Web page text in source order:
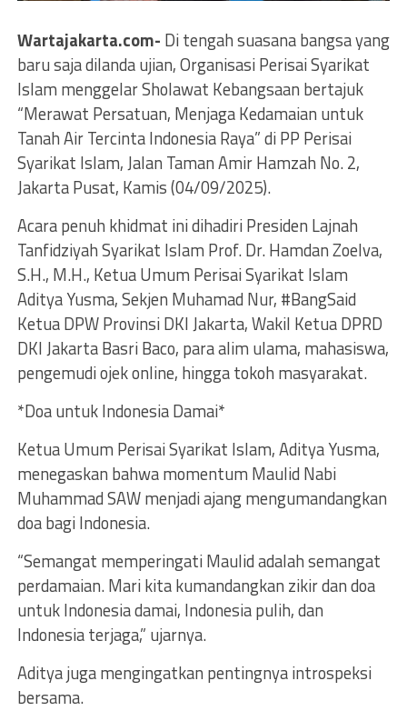
Wartajakarta.com- Di tengah suasana bangsa yang
baru saja dilanda ujian, Organisasi Perisai Syarikat
Islam menggelar Sholawat Kebangsaan bertajuk
“Merawat Persatuan, Menjaga Kedamaian untuk
Tanah Air Tercinta Indonesia Raya” di PP Perisai
Syarikat Islam, Jalan Taman Amir Hamzah No. 2,
Jakarta Pusat, Kamis (04/09/2025).
Acara penuh khidmat ini dihadiri Presiden Lajnah
Tanfidziyah Syarikat Islam Prof. Dr. Hamdan Zoelva,
S.H., M.H., Ketua Umum Perisai Syarikat Islam
Aditya Yusma, Sekjen Muhamad Nur, #BangSaid
Ketua DPW Provinsi DKI Jakarta, Wakil Ketua DPRD
DKI Jakarta Basri Baco, para alim ulama, mahasiswa,
pengemudi ojek online, hingga tokoh masyarakat.
*Doa untuk Indonesia Damai*
Ketua Umum Perisai Syarikat Islam, Aditya Yusma,
menegaskan bahwa momentum Maulid Nabi
Muhammad SAW menjadi ajang mengumandangkan
doa bagi Indonesia.
“Semangat memperingati Maulid adalah semangat
perdamaian. Mari kita kumandangkan zikir dan doa
untuk Indonesia damai, Indonesia pulih, dan
Indonesia terjaga,” ujarnya.
Aditya juga mengingatkan pentingnya introspeksi
bersama.